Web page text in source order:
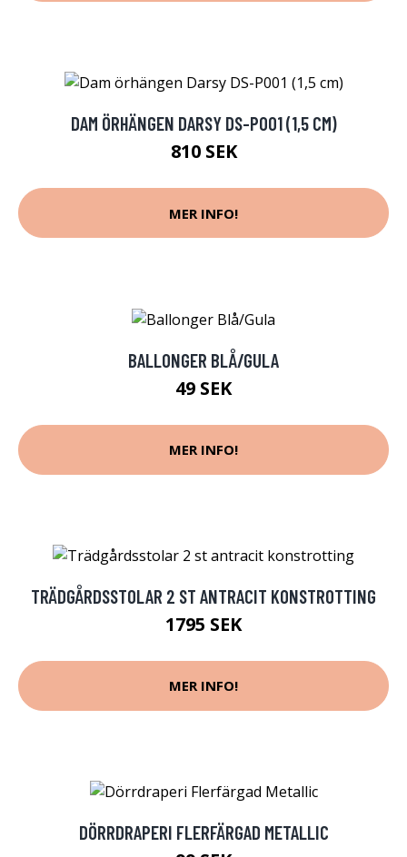
DAM ÖRHÄNGEN DARSY DS-P001 (1,5 CM)
810 SEK
MER INFO!
BALLONGER BLÅ/GULA
49 SEK
MER INFO!
TRÄDGÅRDSSTOLAR 2 ST ANTRACIT KONSTROTTING
1795 SEK
MER INFO!
DÖRRDRAPERI FLERFÄRGAD METALLIC